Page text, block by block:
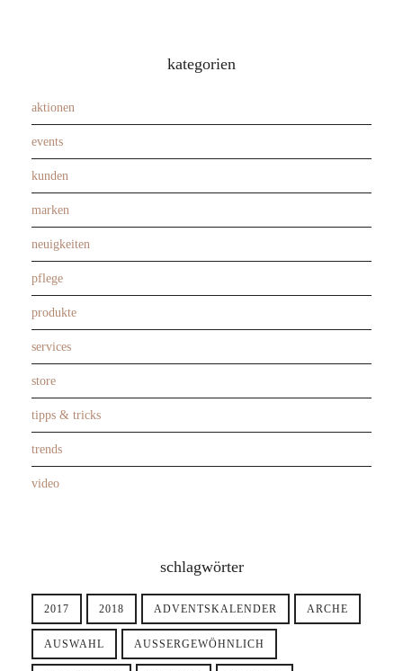
kategorien
aktionen
events
kunden
marken
neuigkeiten
pflege
produkte
services
store
tipps & tricks
trends
video
schlagwörter
2017 2018 ADVENTSKALENDER ARCHE
AUSWAHL AUSSERGEWÖHNLICH